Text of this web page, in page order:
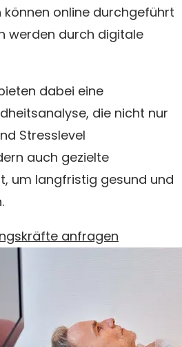
online durchgeführt
werden durch digitale
dabei eine
die nicht nur
Stresslevel
auch gezielte
um langfristig gesund und
anfragen